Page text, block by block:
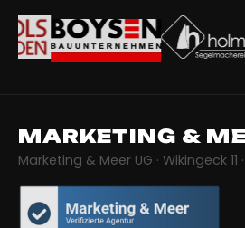
MARKETING &
Marketing & Meer UG · Wikingeck